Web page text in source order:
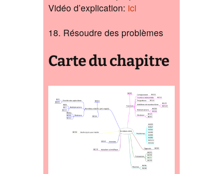
Vidéo d’explication: ici
18. Résoudre des problèmes
Carte du chapitre